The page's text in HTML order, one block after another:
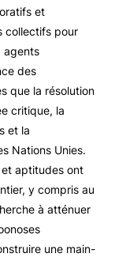
et
collectifs pour
agents
des
que la résolution
critique, la
et la
Nations Unies.
aptitudes ont
y compris au
à atténuer
une main-